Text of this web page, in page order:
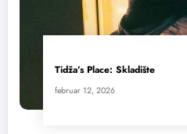
Tidža’s Place: Skladište
februar 12, 2026